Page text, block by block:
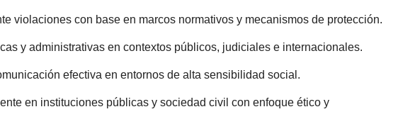
violaciones con base en marcos normativos y mecanismos de protección.
y administrativas en contextos públicos, judiciales e internacionales.
efectiva en entornos de alta sensibilidad social.
en instituciones públicas y sociedad civil con enfoque ético y